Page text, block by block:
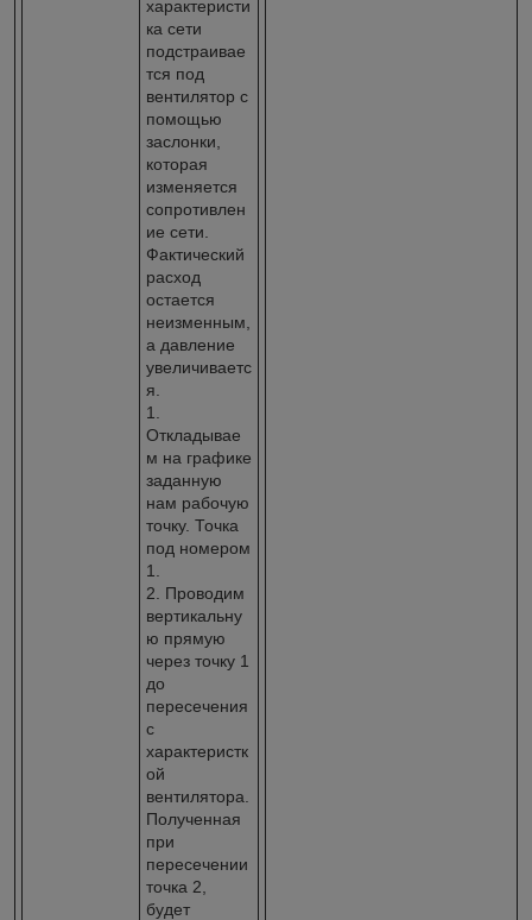
характеристи
ка сети
подстраивае
тся под
вентилятор с
помощью
заслонки,
которая
изменяется
сопротивлен
ие сети.
Фактический
расход
остается
неизменным,
а давление
увеличиваетс
я.
1.
Откладывае
м на графике
заданную
нам рабочую
точку. Точка
под номером
1.
2. Проводим
вертикальну
ю прямую
через точку 1
до
пересечения
с
характеристк
ой
вентилятора.
Полученная
при
пересечении
точка 2,
будет